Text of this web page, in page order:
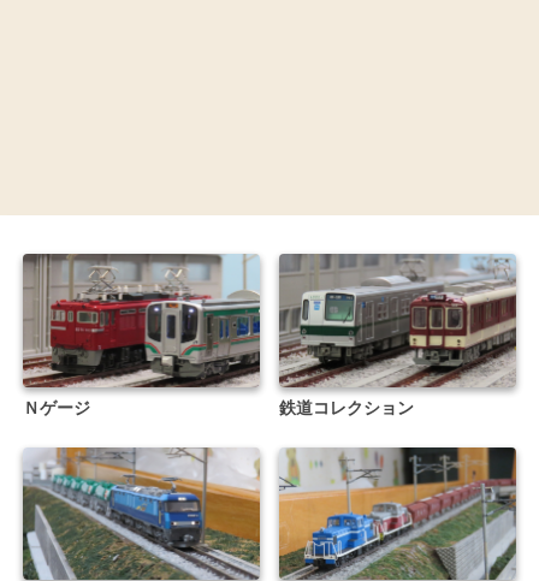
Ｎゲージ 鉄道コレクション